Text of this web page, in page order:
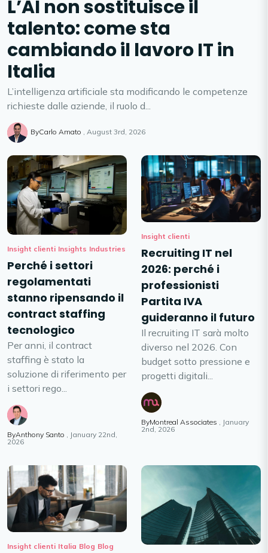
L’AI non sostituisce il
talento: come sta
cambiando il lavoro IT in
Italia
L’intelligenza artificiale sta modificando le competenze
richieste dalle aziende, il ruolo d...
ByCarlo Amato August 3rd, 2026
Insight clienti Insights Industries
Perché i settori
regolamentati
stanno ripensando il
contract staffing
tecnologico
Per anni, il contract
staffing è stato la
soluzione di riferimento per
i settori rego...
ByAnthony Santo
January 22nd,
2026
Insight clienti
Recruiting IT nel
2026: perché i
professionisti
Partita IVA
guideranno il futuro
Il recruiting IT sarà molto
diverso nel 2026. Con
budget sotto pressione e
progetti digitali...
ByMontreal Associates
January
2nd, 2026
Insight clienti Italia Blog Blog